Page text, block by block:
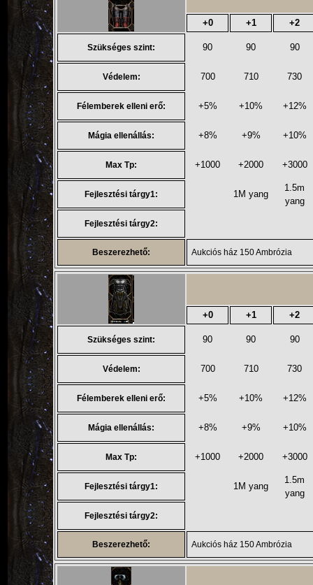
+0 +1 +2
Szükséges szint: 90 90 90
Védelem: 700 710 730
Félemberek elleni erő: +5% +10% +12%
Mágia ellenállás: +8% +9% +10%
Max Tp: +1000 +2000 +3000
Fejlesztési tárgy1: 1M yang
1.5m
yang
Fejlesztési tárgy2:
Beszerezhető: Aukciós ház 150 Ambrózia
+0 +1 +2
Szükséges szint: 90 90 90
Védelem: 700 710 730
Félemberek elleni erő: +5% +10% +12%
Mágia ellenállás: +8% +9% +10%
Max Tp: +1000 +2000 +3000
Fejlesztési tárgy1: 1M yang
1.5m
yang
Fejlesztési tárgy2:
Beszerezhető: Aukciós ház 150 Ambrózia